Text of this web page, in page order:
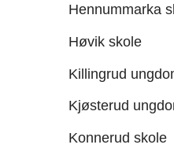
Hennummarka
Høvik skole
Killingrud
Kjøsterud
Konnerud skole